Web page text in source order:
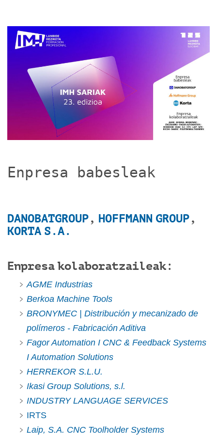
Enpresa babesleak
DANOBATGROUP, HOFFMANN GROUP,
KORTA S.A.
Enpresa kolaboratzaileak:
AGME Industrias
Berkoa Machine Tools
BRONYMEC | Distribución y mecanizado de
polímeros - Fabricación Aditiva
Fagor Automation I CNC & Feedback Systems
I Automation Solutions
HERREKOR S.L.U.
Ikasi Group Solutions, s.l.
INDUSTRY LANGUAGE SERVICES
IRTS
Laip, S.A. CNC Toolholder Systems